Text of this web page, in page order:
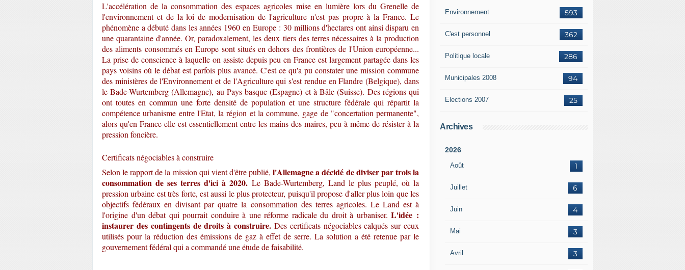
L'accélération de la consommation des espaces agricoles mise en lumière lors du Grenelle de
l'environnement et de la loi de modernisation de l'agriculture n'est pas propre à la France. Le
phénomène a débuté dans les années 1960 en Europe : 30 millions d'hectares ont ainsi disparu en
une quarantaine d'année. Or, paradoxalement, les deux tiers des terres nécessaires à la production
des aliments consommés en Europe sont situés en dehors des frontières de l'Union européenne...
La prise de conscience à laquelle on assiste depuis peu en France est largement partagée dans les
pays voisins où le débat est parfois plus avancé. C'est ce qu'a pu constater une mission commune
des ministères de l'Environnement et de l'Agriculture qui s'est rendue en Flandre (Belgique), dans
le Bade-Wurtemberg (Allemagne), au Pays basque (Espagne) et à Bâle (Suisse). Des régions qui
ont toutes en commun une forte densité de population et une structure fédérale qui répartit la
compétence urbanisme entre l'Etat, la région et la commune, gage de "concertation permanente",
alors qu'en France elle est essentiellement entre les mains des maires, peu à même de résister à la
pression foncière.
Certificats négociables à construire
Selon le rapport de la mission qui vient d'être publié,l'Allemagne a décidé de diviser par trois la
consommation de ses terres d'ici à 2020. Le Bade-Wurtemberg, Land le plus peuplé, où la
pression urbaine est très forte, est aussi le plus protecteur, puisqu'il propose d'aller plus loin que les
objectifs fédéraux en divisant par quatre la consommation des terres agricoles. Le Land est à
l'origine d'un débat qui pourrait conduire à une réforme radicale du droit à urbaniser.L'idée :
instaurer des contingents de droits à construire. Des certificats négociables calqués sur ceux
utilisés pour la réduction des émissions de gaz à effet de serre. La solution a été retenue par le
gouvernement fédéral qui a commandé une étude de faisabilité.
593
Environnement
362
C'est personnel
286
Politique locale
94
Municipales 2008
25
Elections 2007
Archives
2026
Août 1
Juillet 6
Juin 4
Mai 3
Avril 3